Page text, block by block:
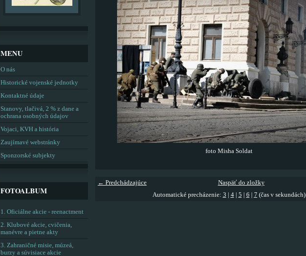
foto Misha Soldat
← Predchádzajúce
Naspäť do zložky
Automatické precházenie: 3 4| 5 6 7 (čas v sekundách)
MENU
O nás
Historické vojenské jednotky
Kontaktné údaje
Stanovy, tlačivá, 2 % z dane a
ochrana osobných údajov
Vojaci, KVH a história
Zaujímavé webstránky
Sponzorské subjekty
FOTOALBUM
1. Oficiálne akcie - reenactment
2. Klubové akcie, cvičenia,
manévre a pietne akty
3. Zahraničné misie, múzeá,
burzy a súvisiace akcie